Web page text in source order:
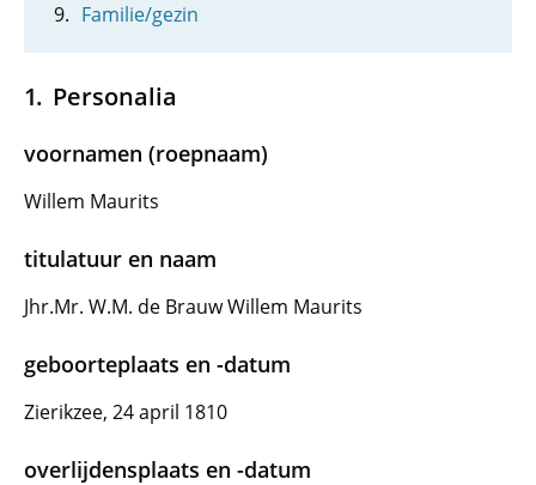
Familie/gezin
Personalia
voornamen (roepnaam)
Willem Maurits
titulatuur en naam
Jhr.Mr. W.M. de Brauw Willem Maurits
geboorteplaats en -datum
Zierikzee, 24 april 1810
overlijdensplaats en -datum